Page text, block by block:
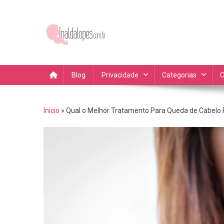
Blog Privacidade Categorias
Início » Qual o Melhor Tratamento Para Queda de Cabelo